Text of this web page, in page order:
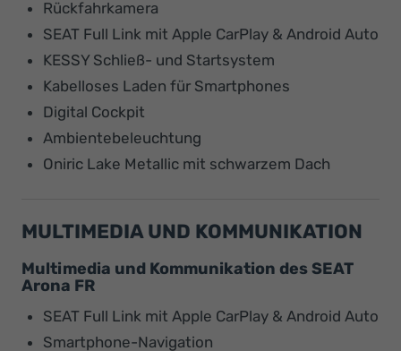
Rückfahrkamera
SEAT Full Link mit Apple CarPlay & Android Auto
KESSY Schließ- und Startsystem
Kabelloses Laden für Smartphones
Digital Cockpit
Ambientebeleuchtung
Oniric Lake Metallic mit schwarzem Dach
MULTIMEDIA UND KOMMUNIKATION
Multimedia und Kommunikation des SEAT
Arona FR
SEAT Full Link mit Apple CarPlay & Android Auto
Smartphone-Navigation